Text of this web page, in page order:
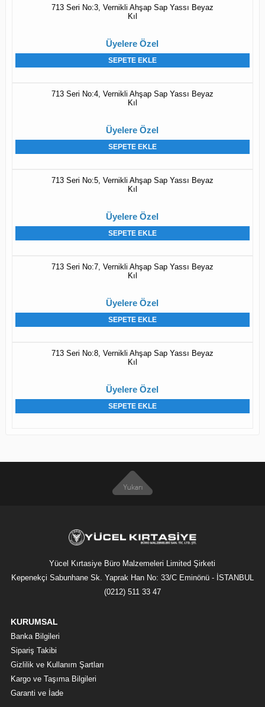
713 Seri No:3, Vernikli Ahşap Sap Yassı Beyaz
Kıl
Üyelere Özel
SEPETE EKLE
713 Seri No:4, Vernikli Ahşap Sap Yassı Beyaz
Kıl
Üyelere Özel
SEPETE EKLE
713 Seri No:5, Vernikli Ahşap Sap Yassı Beyaz
Kıl
Üyelere Özel
SEPETE EKLE
713 Seri No:7, Vernikli Ahşap Sap Yassı Beyaz
Kıl
Üyelere Özel
SEPETE EKLE
713 Seri No:8, Vernikli Ahşap Sap Yassı Beyaz
Kıl
Üyelere Özel
SEPETE EKLE
Yücel Kırtasiye Büro Malzemeleri Limited Şirketi
Kepenekçi Sabunhane Sk. Yaprak Han No: 33/C Eminönü - İSTANBUL
(0212) 511 33 47
KURUMSAL
Banka Bilgileri
Sipariş Takibi
Gizlilik ve Kullanım Şartları
Kargo ve Taşıma Bilgileri
Garanti ve İade